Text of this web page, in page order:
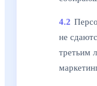
4.2
не
третьим